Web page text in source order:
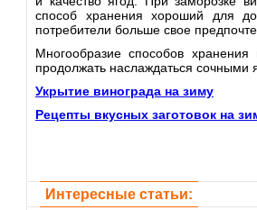
способ хранения хороший для
потребители больше свое
Многообразие способов
продолжать наслаждаться
Укрытие винограда на зиму
Рецепты вкусных заготовок на
Интересные статьи: